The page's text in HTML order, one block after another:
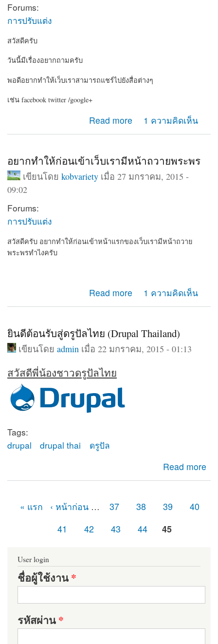
Forums:
การปรับแต่ง
สวัสดีครับ
วันนี้มีเรื่องอยากถามครับ
พอดีอยากทำให้เว็บเราสามารถแชร์ไปยังสื่อต่างๆ
เช่น facebook twitter /google+
Read more
about อยากให้เว็บเรามีปุ่มแชร์ไปยัง social1 ความคิดเห็น
อยากทำให้ก่อนเข้าเว็บเรามีหน้าถวายพระพร
เขียนโดย kobvarietyเมื่อ 27 มกราคม, 2015 -
09:02
Forums:
การปรับแต่ง
สวัสดีครับ อยากทำให้ก่อนเข้าหน้าแรกของเว็บเรามีหน้าถวาย
พระพรทำไงครับ
Read more
about อยากทำให้ก่อนเข้าเว็บเรามีหน้าถวายพระพร
1 ความคิดเห็น
ยินดีต้อนรับสู่ดรูปัลไทย (Drupal Thailand)
เขียนโดยadmin เมื่อ 22 มกราคม, 2015 - 01:13
สวัสดีพี่น้องชาวดรูปัลไทย
Tags:
drupal
drupal thai
ดรูปัล
Read more
about ยินดีต้อนรับสู่ดรูปัลไทย (Drupal Thailand)
« แรก ‹ หน้าก่อน … 37 38 39
40
41
42 43 44 45
User login
ชื่อผู้ใช้งาน*
รหัสผ่าน*